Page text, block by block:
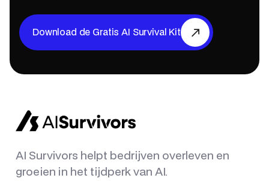
Download de Gratis AI Survival Kit
AI Survivors helpt bedrijven overleven en
groeien in het tijdperk van AI.